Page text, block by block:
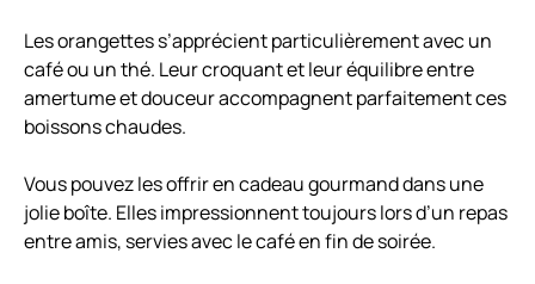
Les orangettes s’apprécient particulièrement avec un
café ou un thé. Leur croquant et leur équilibre entre
amertume et douceur accompagnent parfaitement ces
boissons chaudes.
Vous pouvez les offrir en cadeau gourmand dans une
jolie boîte. Elles impressionnent toujours lors d’un repas
entre amis, servies avec le café en fin de soirée.